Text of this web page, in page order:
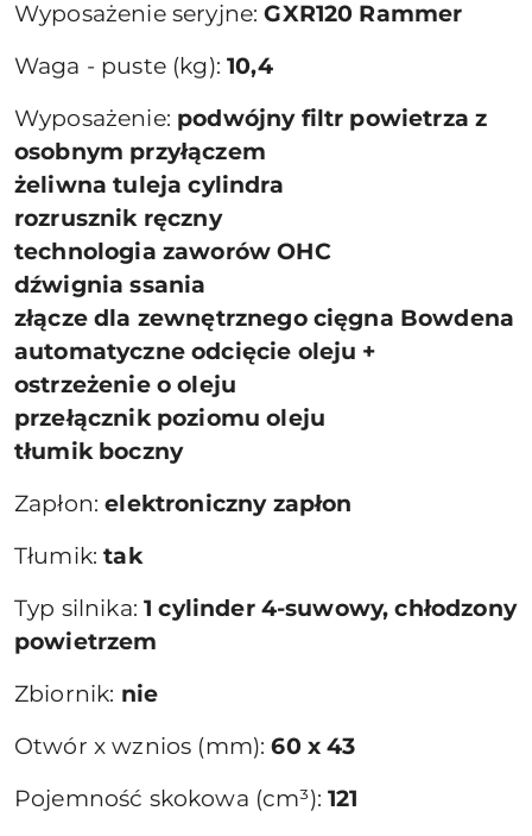
Wyposażenie seryjne:GXR120 Rammer
Waga - puste (kg):10,4
Wyposażenie: podwójny filtr powietrza z
osobnym przyłączem
żeliwna tuleja cylindra
rozrusznik ręczny
technologia zaworów OHC
dźwignia ssania
złącze dla zewnętrznego cięgna Bowdena
automatyczne odcięcie oleju +
ostrzeżenie o oleju
przełącznik poziomu oleju
tłumik boczny
Zapłon:elektroniczny zapłon
Tłumik:tak
Typ silnika:1 cylinder 4-suwowy, chłodzony
powietrzem
Zbiornik: nie
Otwór x wznios (mm):60 x 43
Pojemność skokowa (cm³): 121